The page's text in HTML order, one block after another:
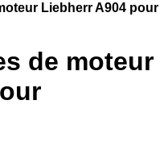
Liebherr A904 pour
de moteur